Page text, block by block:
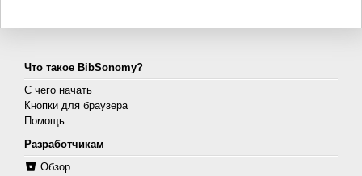
Что такое BibSonomy?
С чего начать
Кнопки для браузера
Помощь
Разработчикам
Обзор